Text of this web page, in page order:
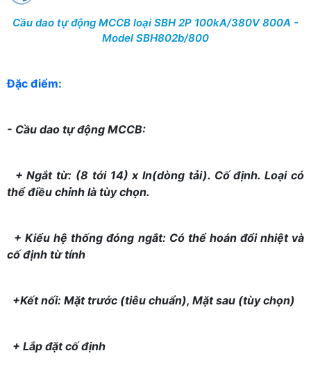
Cầu dao tự động MCCB loại SBH 2P 100kA/380V 800A -
Model SBH802b/800
Đặc điểm:
- Cầu dao tự động MCCB:
+ Ngắt từ: (8 tới 14) x In(dòng tải). Cố định. Loại có
thể điều chỉnh là tùy chọn.
+ Kiểu hệ thống đóng ngắt: Có thể hoán đổi nhiệt và
cố định từ tính
+Kết nối: Mặt trước (tiêu chuẩn), Mặt sau (tùy chọn)
+ Lắp đặt cố định